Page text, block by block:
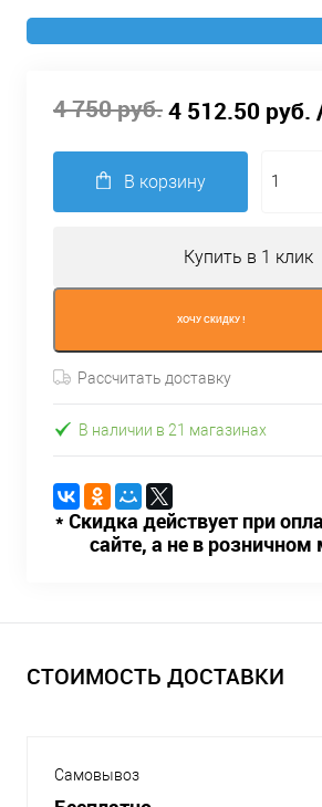
4 750 руб.4 512.50 руб.
В корзину
Купить в 1 клик
ХОЧУ СКИДКУ !
Рассчитать доставку
В наличии в 21 магазинах
* Скидка действует при
сайте, а не в розничном
СТОИМОСТЬ ДОСТАВКИ
Самовывоз